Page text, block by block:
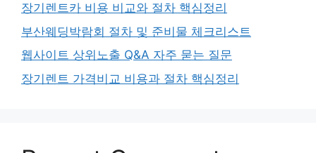
장기렌트카 비용 비교와 절차 핵심정리
부산웨딩박람회 절차 및 준비물 체크리스트
웹사이트 상위노출 Q&A 자주 묻는 질문
장기렌트 가격비교 비용과 절차 핵심정리